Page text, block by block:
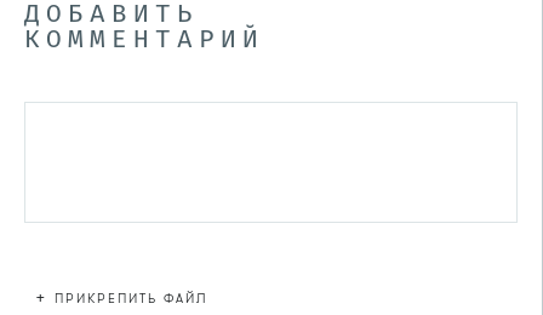
ДОБАВИТЬ
КОММЕНТАРИЙ
+ ПРИКРЕПИТЬ ФАЙЛ